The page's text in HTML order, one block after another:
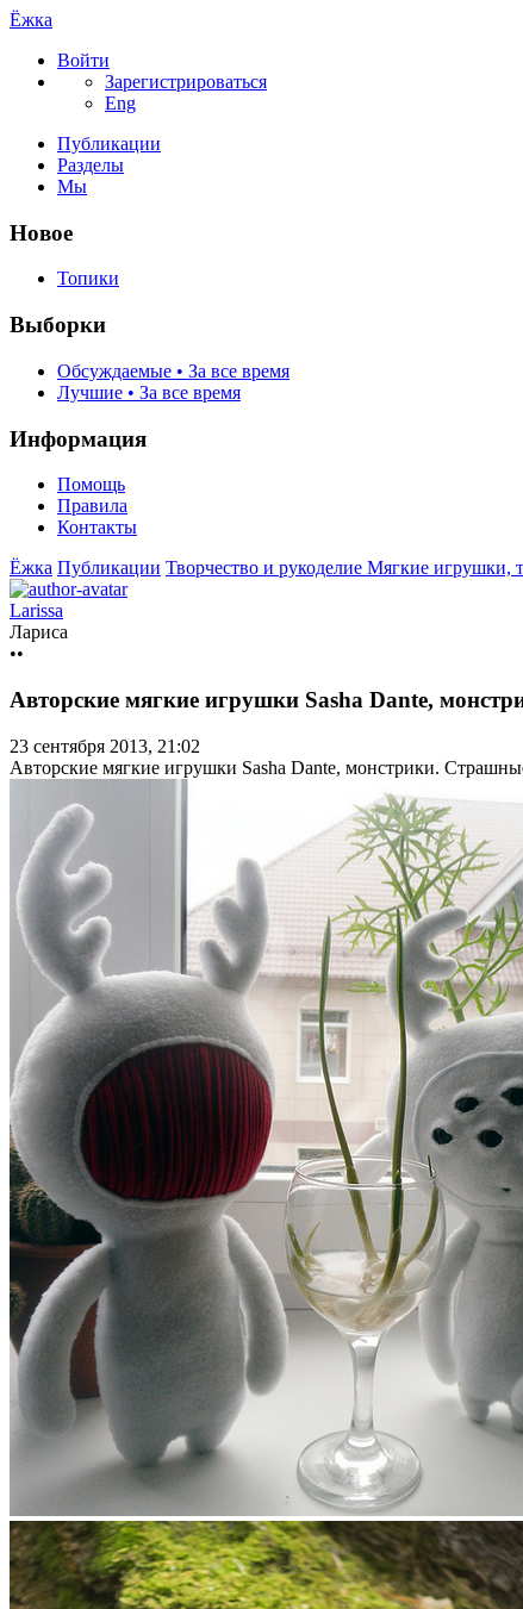
Ёжка
Войти
Зарегистрироваться
Eng
Публикации
Разделы
Мы
Новое
Топики
Выборки
Обсуждаемые • За все время
Лучшие • За все время
Информация
Помощь
Правила
Контакты
Ёжка Публикации Творчество и рукоделие Мягкие игрушки,
Larissa
Лариса
••
Авторские мягкие игрушки Sasha Dante,
23 сентября 2013, 21:02
Авторские мягкие игрушки Sasha Dante, монстрики.